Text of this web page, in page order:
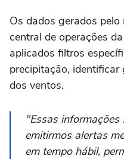
Os dados gerados
central de operações
aplicados filtros
precipitação, identificar
dos ventos.
"Essas
emitirmos alertas
em tempo hábil,